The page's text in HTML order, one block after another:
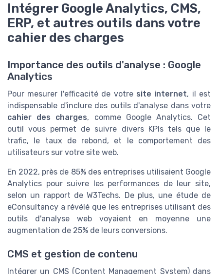
Intégrer Google Analytics, CMS,
ERP, et autres outils dans votre
cahier des charges
Importance des outils d'analyse : Google
Analytics
Pour mesurer l'efficacité de votre site internet, il est
indispensable d'inclure des outils d'analyse dans votre
cahier des charges, comme Google Analytics. Cet
outil vous permet de suivre divers KPIs tels que le
trafic, le taux de rebond, et le comportement des
utilisateurs sur votre site web.
En 2022, près de 85% des entreprises utilisaient Google
Analytics pour suivre les performances de leur site,
selon un rapport de W3Techs. De plus, une étude de
eConsultancy a révélé que les entreprises utilisant des
outils d'analyse web voyaient en moyenne une
augmentation de 25% de leurs conversions.
CMS et gestion de contenu
Intégrer un CMS (Content Management System) dans